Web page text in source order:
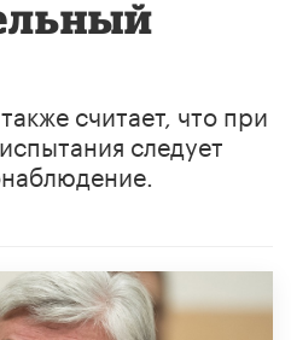
считает, что при
следует